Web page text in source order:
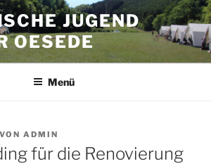
JUGEND
OESEDE
Menü
VON ADMIN
für die Renovierung